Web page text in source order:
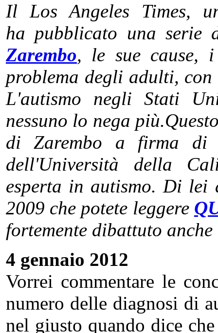
Il Los Angeles Times,
ha pubblicato una
Zarembo, le sue cause,
problema degli adulti,
L'autismo negli Stati
nessuno lo nega
di Zarembo a firma di
dell'Università della
esperta in autismo. Di lei
2009 che potete leggere
fortemente dibattuto
4 gennaio 2012
Vorrei commentare le
numero delle diagnosi di
nel giusto quando dice